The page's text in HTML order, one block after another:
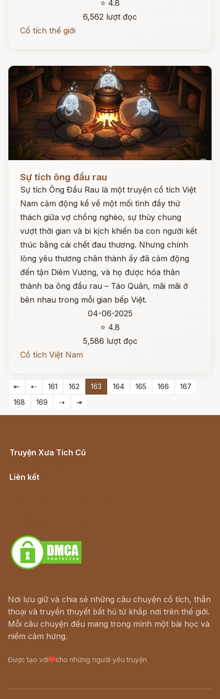
⭐ 4.8
6,562 lượt đọc
Cổ tích thế giới
Sự tích ông đầu rau
Sự tích Ông Đầu Rau là một truyện cổ tích Việt
Nam cảm động kể về một mối tình đầy thử
thách giữa vợ chồng nghèo, sự thủy chung
vượt thời gian và bi kịch khiến ba con người kết
thúc bằng cái chết đau thương. Nhưng chính
lòng yêu thương chân thành ấy đã cảm động
đến tận Diêm Vương, và họ được hóa thân
thành ba ông đầu rau – Táo Quân, mãi mãi ở
bên nhau trong mỗi gian bếp Việt.
04-06-2025
⭐ 4.8
5,586 lượt đọc
Cổ tích Việt Nam
⇤ ⇠ 161 162 163 164 165 166
167
168
169 ⇢ ⇥
Truyện Xưa Tích Cũ
Liên kết
Nơi lưu giữ và chia sẻ những câu chuyện cổ tích, thần
thoại và truyền thuyết bất hủ từ khắp nơi trên thế giới.
Mỗi câu chuyện đều mang trong mình một bài học và
niềm cảm hứng.
Được tạo với cho những người yêu truyện